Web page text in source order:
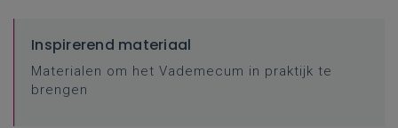
Inspirerend materiaal
Materialen om het Vademecum in praktijk te
brengen